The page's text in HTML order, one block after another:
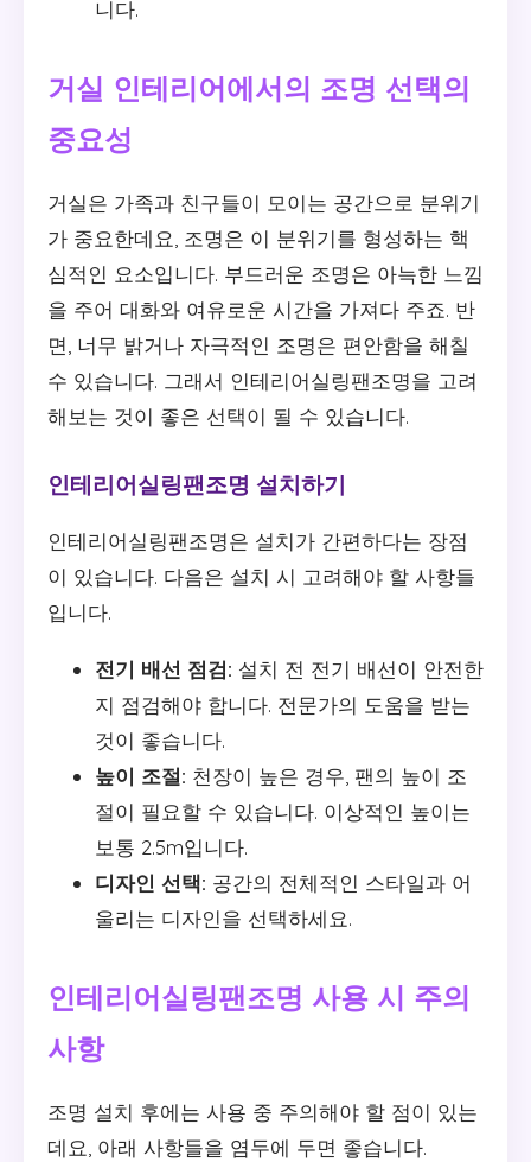
니다.
거실 인테리어에서의 조명 선택의
중요성
거실은 가족과 친구들이 모이는 공간으로 분위기
가 중요한데요, 조명은 이 분위기를 형성하는 핵
심적인 요소입니다. 부드러운 조명은 아늑한 느낌
을 주어 대화와 여유로운 시간을 가져다 주죠. 반
면, 너무 밝거나 자극적인 조명은 편안함을 해칠
수 있습니다. 그래서 인테리어실링팬조명을 고려
해보는 것이 좋은 선택이 될 수 있습니다.
인테리어실링팬조명 설치하기
인테리어실링팬조명은 설치가 간편하다는 장점
이 있습니다. 다음은 설치 시 고려해야 할 사항들
입니다.
전기 배선 점검: 설치 전 전기 배선이 안전한
지 점검해야 합니다. 전문가의 도움을 받는
것이 좋습니다.
높이 조절: 천장이 높은 경우, 팬의 높이 조
절이 필요할 수 있습니다. 이상적인 높이는
보통 2.5m입니다.
디자인 선택: 공간의 전체적인 스타일과 어
울리는 디자인을 선택하세요.
인테리어실링팬조명 사용 시 주의
사항
조명 설치 후에는 사용 중 주의해야 할 점이 있는
데요, 아래 사항들을 염두에 두면 좋습니다.